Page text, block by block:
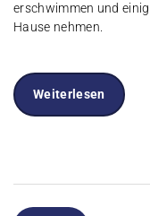
erschwimmen und
Hause nehmen.
Weiterlesen